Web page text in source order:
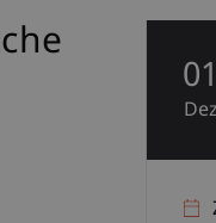
01
Dez